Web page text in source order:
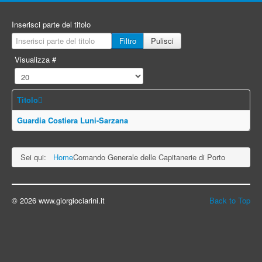
Inserisci parte del titolo
Filtro
Pulisci
Visualizza #
Titolo
Guardia Costiera Luni-Sarzana
Sei qui: HomeComando Generale delle Capitanerie di Porto
Back to Top
© 2026 www.giorgiociarini.it